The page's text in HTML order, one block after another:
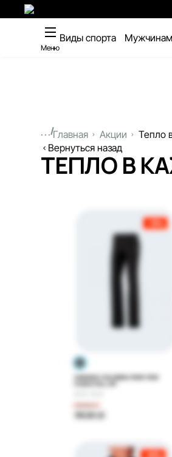
Меню
Виды спорта Мужчинам
...Главная Акции
Тепло
Вернуться назад
ТЕПЛО В